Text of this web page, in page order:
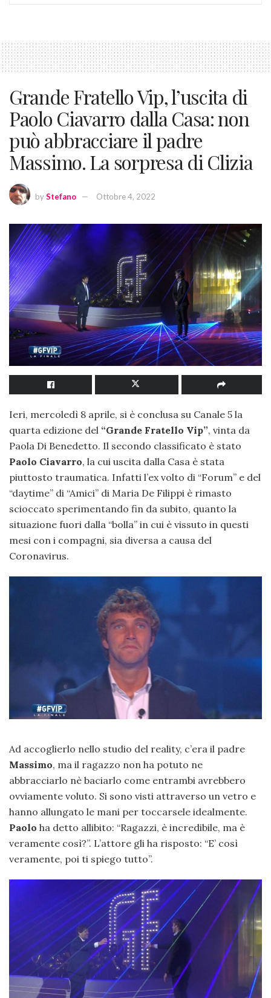
Grande Fratello Vip, l’uscita di
Paolo Ciavarro dalla Casa: non
può abbracciare il padre
Massimo. La sorpresa di Clizia
byStefano Ottobre 4, 2022
Ieri, mercoledì 8 aprile, si è conclusa su Canale 5 la
quarta edizione del “Grande Fratello Vip”, vinta da
Paola Di Benedetto. Il secondo classificato è stato
Paolo Ciavarro, la cui uscita dalla Casa è stata
piuttosto traumatica. Infatti l’ex volto di “Forum” e del
“daytime” di “Amici” di Maria De Filippi è rimasto
scioccato sperimentando fin da subito, quanto la
situazione fuori dalla “bolla” in cui è vissuto in questi
mesi con i compagni, sia diversa a causa del
Coronavirus.
Ad accoglierlo nello studio del reality, c’era il padre
Massimo, ma il ragazzo non ha potuto ne
abbracciarlo nè baciarlo come entrambi avrebbero
ovviamente voluto. Si sono visti attraverso un vetro e
hanno allungato le mani per toccarsele idealmente.
Paolo ha detto allibito: “Ragazzi, è incredibile, ma è
veramente così?”. L’attore gli ha risposto: “E’ così
veramente, poi ti spiego tutto”.